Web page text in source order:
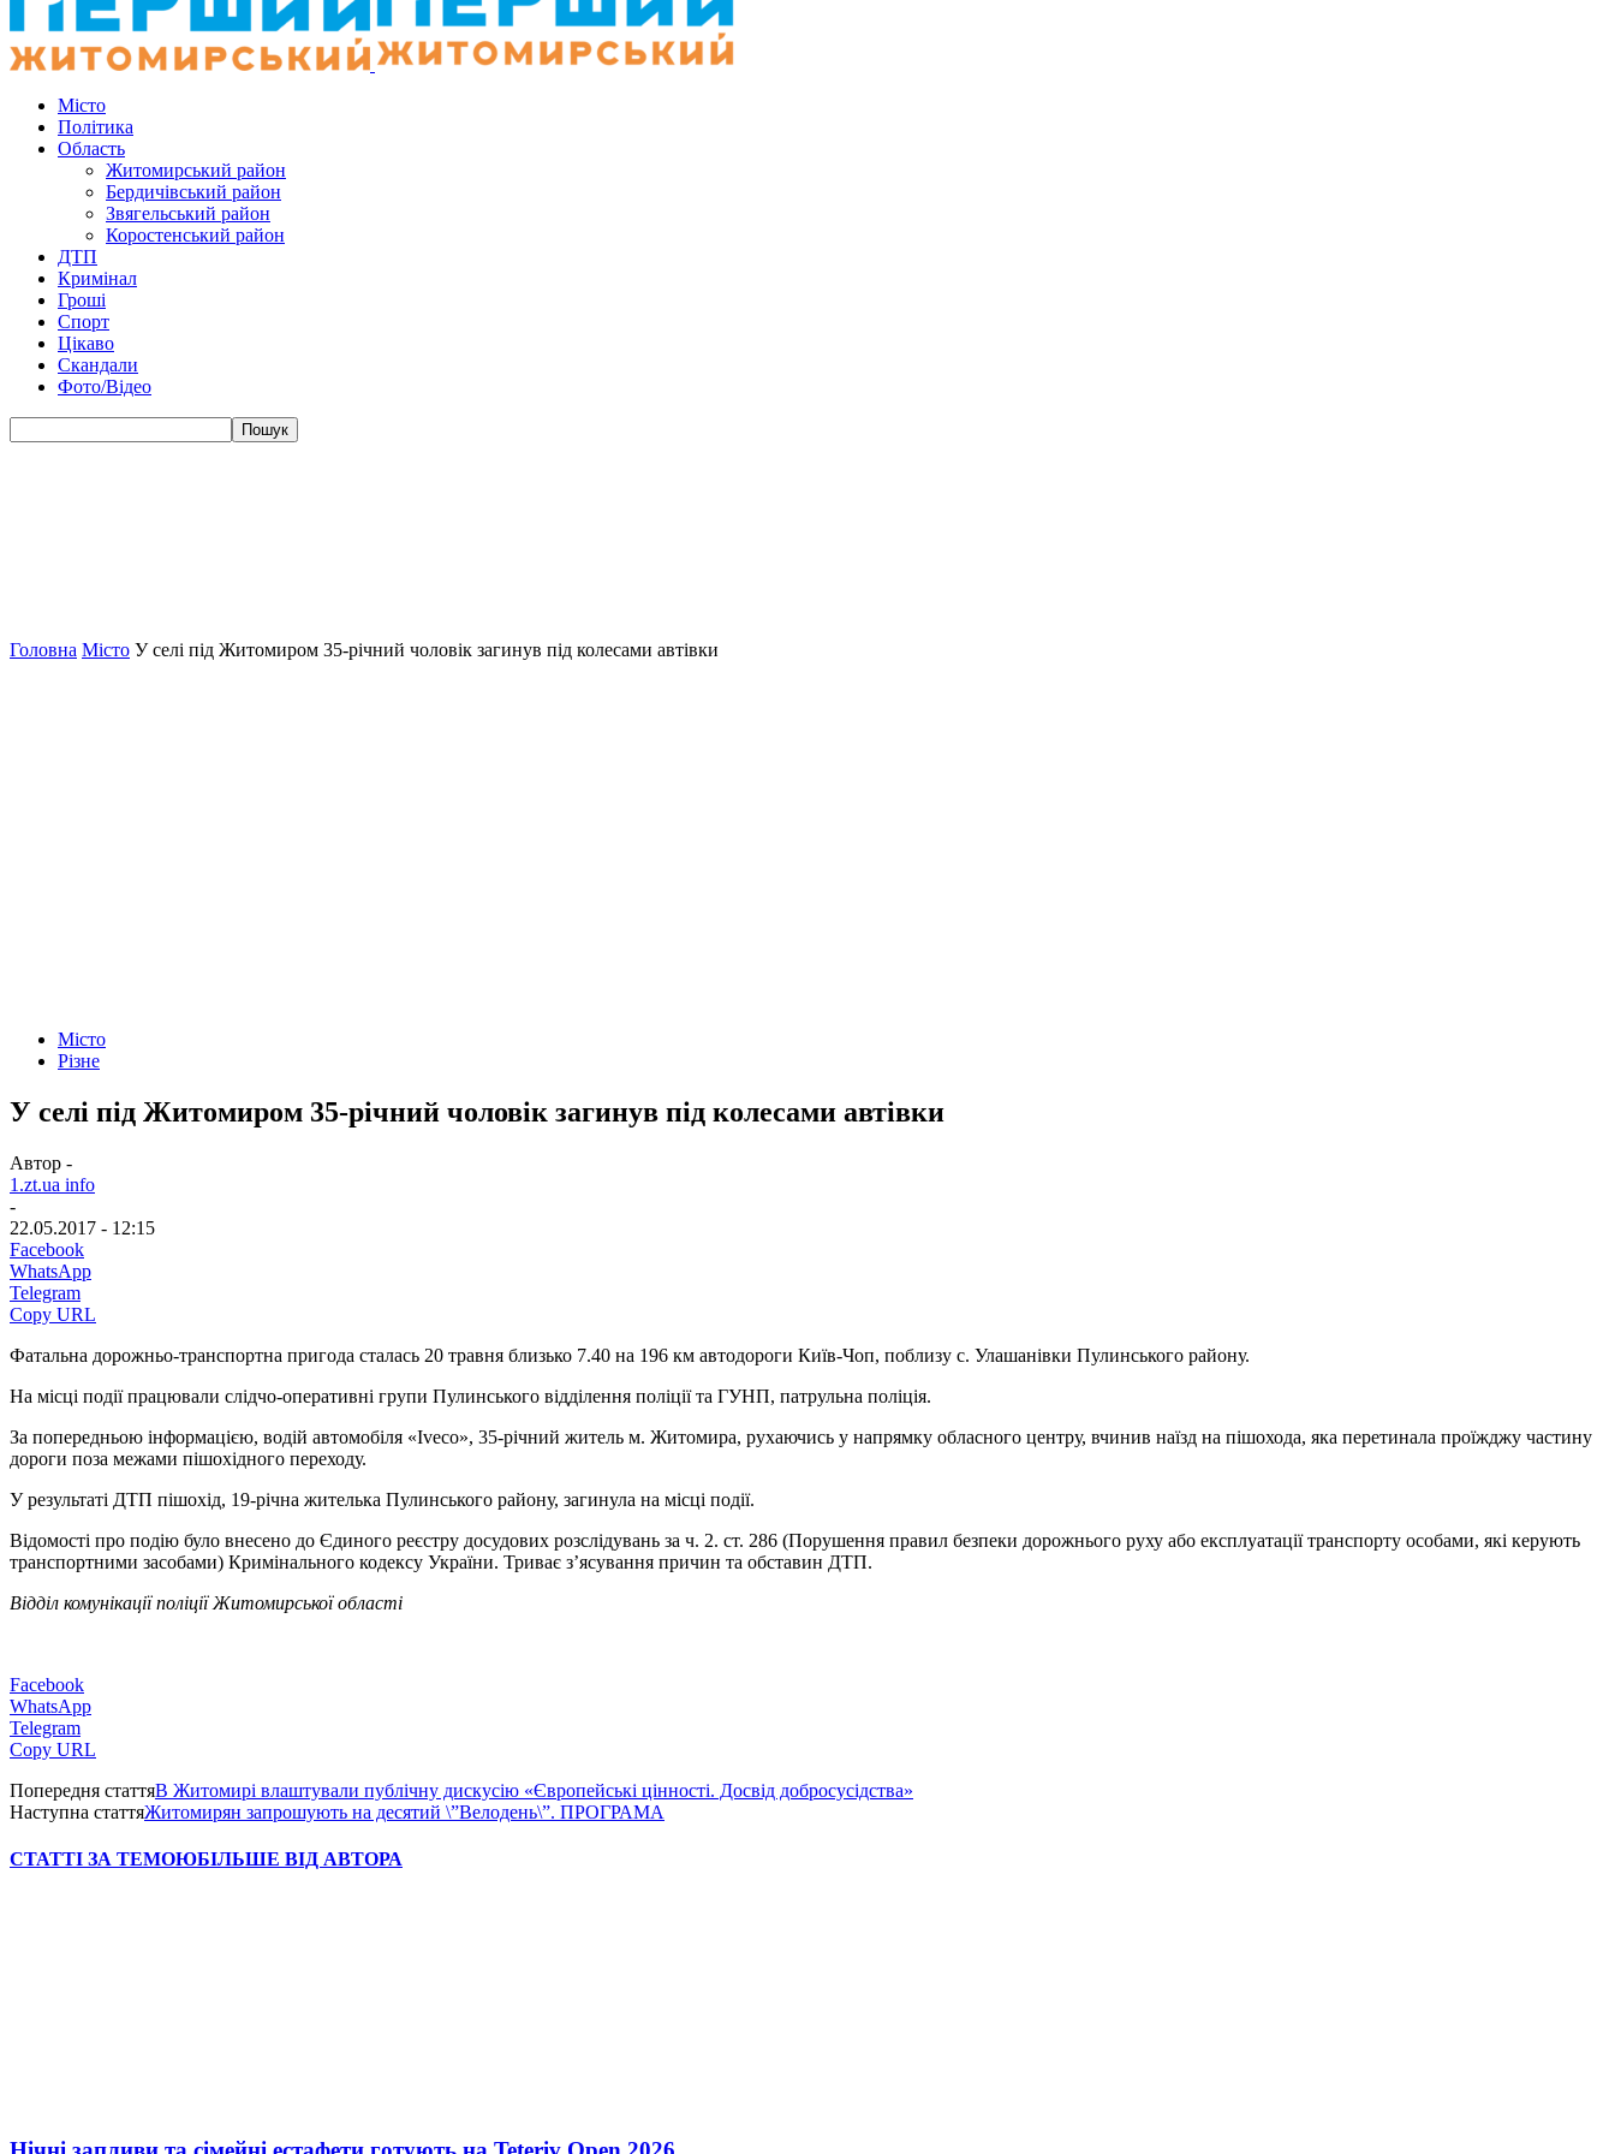
Місто
Політика
Область
Житомирський район
Бердичівський район
Звягельський район
Коростенський район
ДТП
Кримінал
Гроші
Спорт
Цікаво
Скандали
Фото/Відео
Головна Місто У селі під Житомиром 35-річний чоловік загинув під колесами автівки
Місто
Різне
У селі під Житомиром 35-річний чоловік загинув під колесами автівки
Автор -
1.zt.ua info
-
22.05.2017 - 12:15
Facebook
WhatsApp
Telegram
Copy URL
Фатальна дорожньо-транспортна пригода сталась 20 травня близько 7.40 на 196 км автодороги Київ-Чоп, поблизу с. Улашанівки Пулинського району.
На місці події працювали слідчо-оперативні групи Пулинського відділення поліції та ГУНП, патрульна поліція.
За попередньою інформацією, водій автомобіля «Іveco», 35-річний житель м. Житомира, рухаючись у напрямку обласного центру, вчинив наїзд на пішохода, яка перетинала проїжджу частину
дороги поза межами пішохідного переходу.
У результаті ДТП пішохід, 19-річна жителька Пулинського району, загинула на місці події.
Відомості про подію було внесено до Єдиного реєстру досудових розслідувань за ч. 2. ст. 286 (Порушення правил безпеки дорожнього руху або експлуатації транспорту особами, які керують
транспортними засобами) Кримінального кодексу України. Триває з’ясування причин та обставин ДТП.
Відділ комунікації поліції Житомирської області
Facebook
WhatsApp
Telegram
Copy URL
Попередня статтяВ Житомирі влаштували публічну дискусію «Європейські цінності. Досвід добросусідства»
Наступна статтяЖитомирян запрошують на десятий \”Велодень\”. ПРОГРАМА
СТАТТІ ЗА ТЕМОЮБІЛЬШЕ ВІД АВТОРА